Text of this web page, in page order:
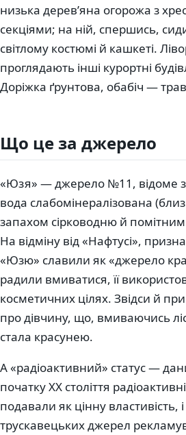
низька дерев’яна огорожа з
секціями; на ній, спершись,
світлому костюмі й кашкеті.
проглядають інші курортні
Доріжка ґрунтова, обабіч —
Що це за джерело
«Юзя» — джерело №11, відоме з
вода слабомінералізована
запахом сірководню й помітним
На відміну від «Нафтусі»,
«Юзю» славили як «джерело
радили вмиватися, її
косметичних цілях. Звідси й
про дівчину, що, вмиваючись
стала красунею.
А «радіоактивний» статус —
початку XX століття
подавали як цінну властивість, і
трускавецьких джерел